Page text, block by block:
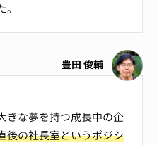
豊田 俊輔
きな夢を持つ成長中の企
後の社長室というポジシ